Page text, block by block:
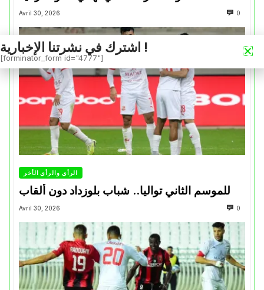
Avril 30, 2026 0
الرأي والرأي الأخر
للموسم الثاني تواليا.. شباب بلوزداد دون ألقاب
Avril 30, 2026 0
اشترك في نشرتنا الإخبارية !
[forminator_form id="4777"]